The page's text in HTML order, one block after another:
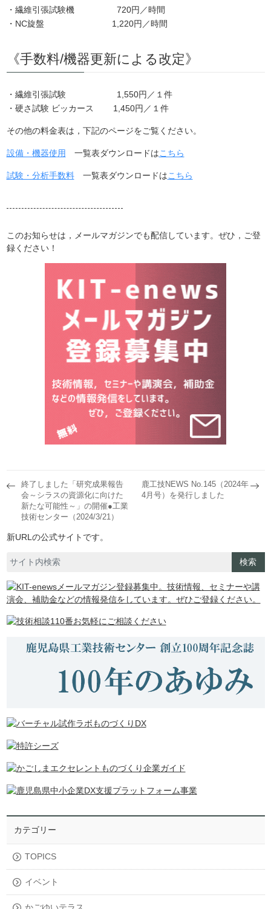
・繊維引張試験機 720円／時間
・NC旋盤 1,220円／時間
《手数料/機器更新による改定》
・繊維引張試験 1,550円／１件
・硬さ試験 ビッカース 1,450円／１件
その他の料金表は，下記のページをご覧ください。
設備・機器使用 一覧表ダウンロードはこちら
試験・分析手数料一覧表ダウンロードはこちら
このお知らせは，メールマガジンでも配信しています。ぜひ，ご登
録ください！
終了しました「研究成果報告
会～シラスの資源化に向けた
新たな可能性～」の開催●工業
技術センター（2024/3/21）
鹿工技NEWS No.145（2024年
4月号）を発行しました
新URLの公式サイトです。
検索
カテゴリー
TOPICS
イベント